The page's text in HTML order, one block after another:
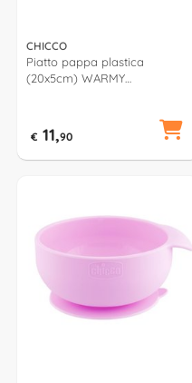
CHICCO
Piatto pappa plastica
(20x5cm) WARMY
€ 11,90